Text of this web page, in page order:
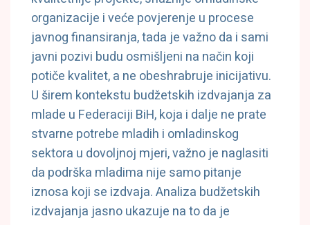
organizacije i veće povjerenje u procese
javnog finansiranja, tada je važno da i sami
javni pozivi budu osmišljeni na način koji
potiče kvalitet, a ne obeshrabruje inicijativu.
U širem kontekstu budžetskih izdvajanja za
mlade u Federaciji BiH, koja i dalje ne prate
stvarne potrebe mladih i omladinskog
sektora u dovoljnoj mjeri, važno je naglasiti
da podrška mladima nije samo pitanje
iznosa koji se izdvaja. Analiza budžetskih
izdvajanja jasno ukazuje na to da je